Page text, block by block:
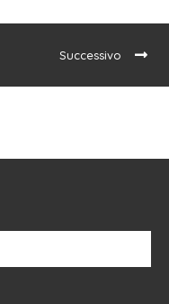
Successivo